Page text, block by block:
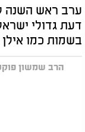
ערב ראש השנה
דעת גדולי
בשמות כמו
הרב שמשון